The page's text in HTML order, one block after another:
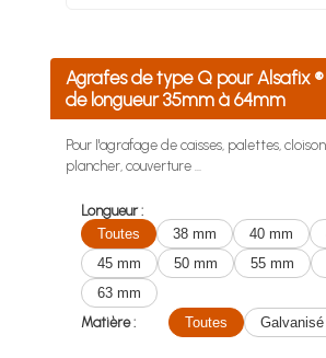
Agrafes de type Q pour Alsafix ®
de longueur 35mm à 64mm
Pour l'agrafage de caisses, palettes,
plancher, couverture …
Longueur :
Toutes
38 mm 40 mm
45 mm
50 mm 55 mm
63 mm
Matière :
Toutes Galvanisé